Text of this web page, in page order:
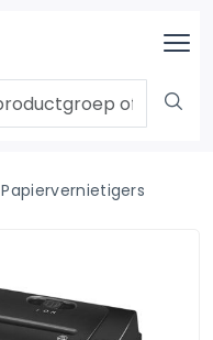
Papiervernietigers